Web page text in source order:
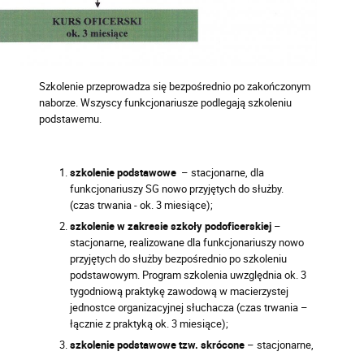
Szkolenie przeprowadza się bezpośrednio po zakończonym
naborze. Wszyscy funkcjonariusze podlegają szkoleniu
podstawemu.
szkolenie podstawowe – stacjonarne, dla
funkcjonariuszy SG nowo przyjętych do służby.
(czas trwania - ok. 3 miesiące);
szkolenie w zakresie szkoły podoficerskiej –
stacjonarne, realizowane dla funkcjonariuszy nowo
przyjętych do służby bezpośrednio po szkoleniu
podstawowym. Program szkolenia uwzględnia ok. 3
tygodniową praktykę zawodową w macierzystej
jednostce organizacyjnej słuchacza (czas trwania –
łącznie z praktyką ok. 3 miesiące);
szkolenie podstawowe tzw. skrócone – stacjonarne,